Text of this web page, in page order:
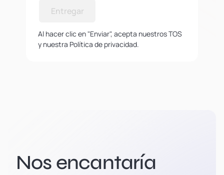
Entregar
Al hacer clic en "Enviar", acepta nuestros TOS
y nuestra Política de privacidad.
Nos encantaría